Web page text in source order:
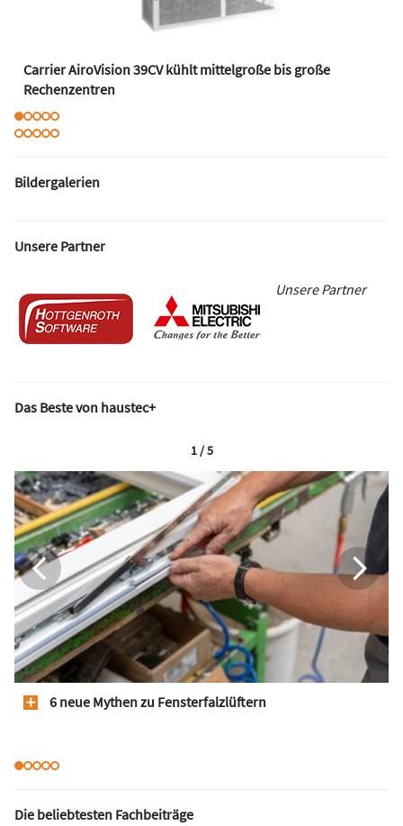
Carrier AiroVision 39CV kühlt mittelgroße bis große
Rechenzentren
Bildergalerien
Unsere Partner
Unsere Partner
Das Beste von haustec+
6 neue Mythen zu Fensterfalzlüftern
1 / 5
Die beliebtesten Fachbeiträge